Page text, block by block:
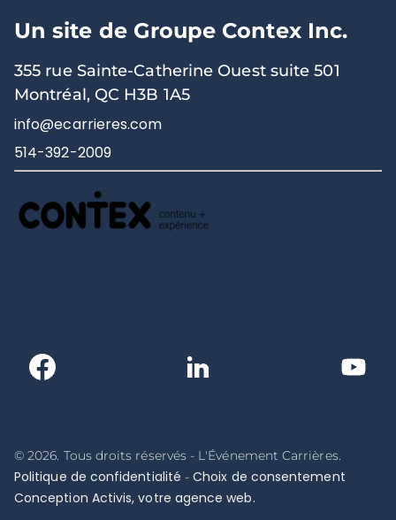
Un site de Groupe Contex Inc.
355 rue Sainte-Catherine Ouest suite 501
Montréal, QC H3B 1A5
info@ecarrieres.com
514-392-2009
© 2026. Tous droits réservés - L'Événement Carrières.
Politique de confidentialité -Choix de consentement
Conception Activis, votre agence web.